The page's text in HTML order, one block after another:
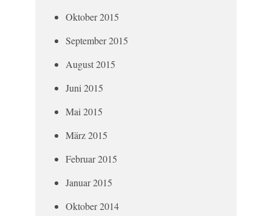
Oktober 2015
September 2015
August 2015
Juni 2015
Mai 2015
März 2015
Februar 2015
Januar 2015
Oktober 2014